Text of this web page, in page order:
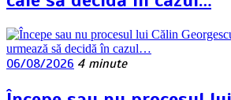
06/08/2026 4 minute